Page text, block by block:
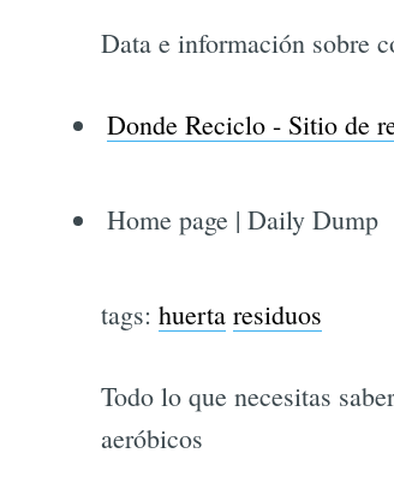
Data e información sobre
Donde Reciclo - Sitio de
Home page | Daily Dump
tags: huerta residuos
Todo lo que necesitas
aeróbicos